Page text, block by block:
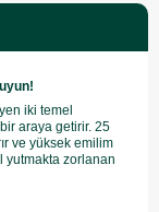
iki temel
araya getirir. 25
ve yüksek emilim
yutmakta zorlanan